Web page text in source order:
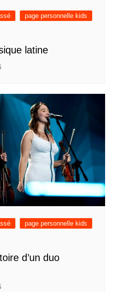
page personnelle kids
latine
page personnelle kids
d’un duo